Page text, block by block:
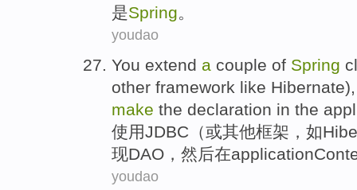
是Spring。
youdao
You extend a couple of Spring
other framework like Hibernate
make the declaration in the
使用JDBC （或其他框架 ， 如
现DAO ， 然后在
youdao